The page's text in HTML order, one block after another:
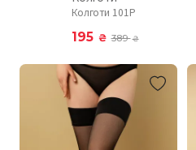
Колготи 101P
195 ₴ 389₴